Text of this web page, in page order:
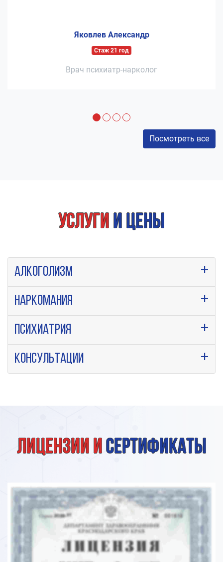
Яковлев Александр
Стаж 21 год
Врач психиатр-нарколог
Посмотреть все
Услуги и цены
Алкоголизм
Наркомания
Психиатрия
Консультации
Лицензии исертификаты